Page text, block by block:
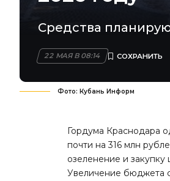
Средства
22 МАЯ В 08:14
Фото: Кубань Информ
Гордума Краснодара
почти на 316 млн
озеленение и
Увеличение бюджета